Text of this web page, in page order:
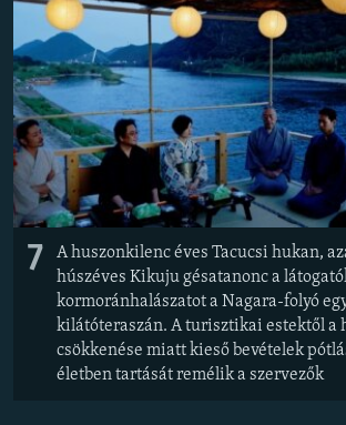
7
A huszonkilenc éves Tacucsi hukan,
húszéves Kikuju gésatanonc a
kormoránhalászatot a Nagara-folyó
kilátóteraszán. A turisztikai estektől a
csökkenése miatt kieső bevételek
életben tartását remélik a szervezők